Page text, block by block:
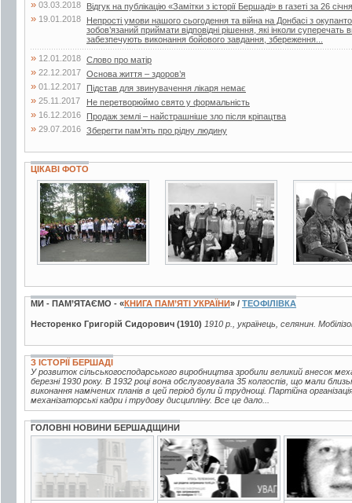
» 03.03.2018 Відгук на публікацію «Замітки з історії Бершаді» в газеті за 26
» 19.01.2018
Непрості умови нашого сьогодення та війна на Донбасі з
зобов’язаний приймати відповідні рішення, які інколи
забезпечують виконання бойового завдання, збереження...
» 12.01.2018 Слово про матір
» 22.12.2017 Основа життя – здоров’я
» 01.12.2017 Підстав для звинувачення лікаря немає
» 25.11.2017 Не перетворюймо свято у формальність
» 16.12.2016 Продаж землі – найстрашніше зло після кріпацтва
» 29.07.2016 Зберегти пам’ять про рідну людину
ЦІКАВІ ФОТО
27 фото 2 фото
МИ - ПАМ’ЯТАЄМО - «КНИГА ПАМ’ЯТІ УКРАЇНИ» / ТЕОФІЛІВКА
Несторенко Григорій Сидорович (1910) 1910 р., українець, селянин.
З ІСТОРІЇ БЕРШАДІ
У розвиток сільськогосподарського виробництва зробили великий внесок
березні 1930 року. В 1932 році вона обслуговувала 35 колгоспів, що мали
виконання намічених планів в цей період були й труднощі. Партійна
механізаторські кадри і трудову дисципліну. Все це дало...
ГОЛОВНІ НОВИНИ БЕРШАДЩИНИ